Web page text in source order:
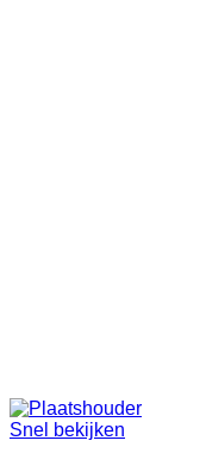
Snel bekijken